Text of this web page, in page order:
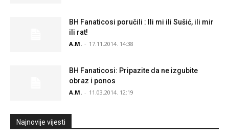
BH Fanaticosi poručili : Ili mi ili Sušić, ili mir
ili rat!
A.M. - 17.11.2014. 14:38
BH Fanaticosi: Pripazite da ne izgubite
obraz i ponos
A.M. - 11.03.2014. 12:19
Najnovije vijesti